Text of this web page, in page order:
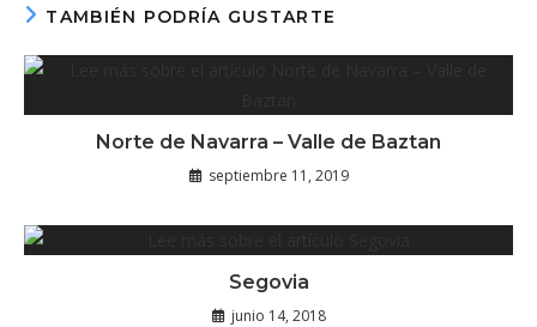
TAMBIÉN PODRÍA GUSTARTE
Norte de Navarra – Valle de Baztan
septiembre 11, 2019
Segovia
junio 14, 2018